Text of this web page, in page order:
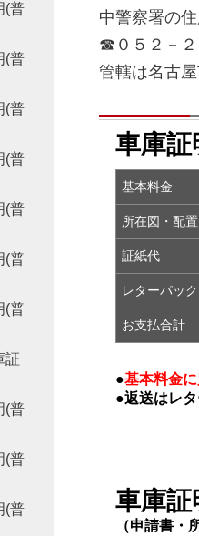
中警察署の
☎０５２－２
管轄は名古
車庫証
基本料金
所在図・
証紙代
レターパッ
お支払合計
●基本料金
●返送はレ
車庫証
（申請書・
(普
(普
(普
(普
(普
(普
(普
証
(普
(普
(普